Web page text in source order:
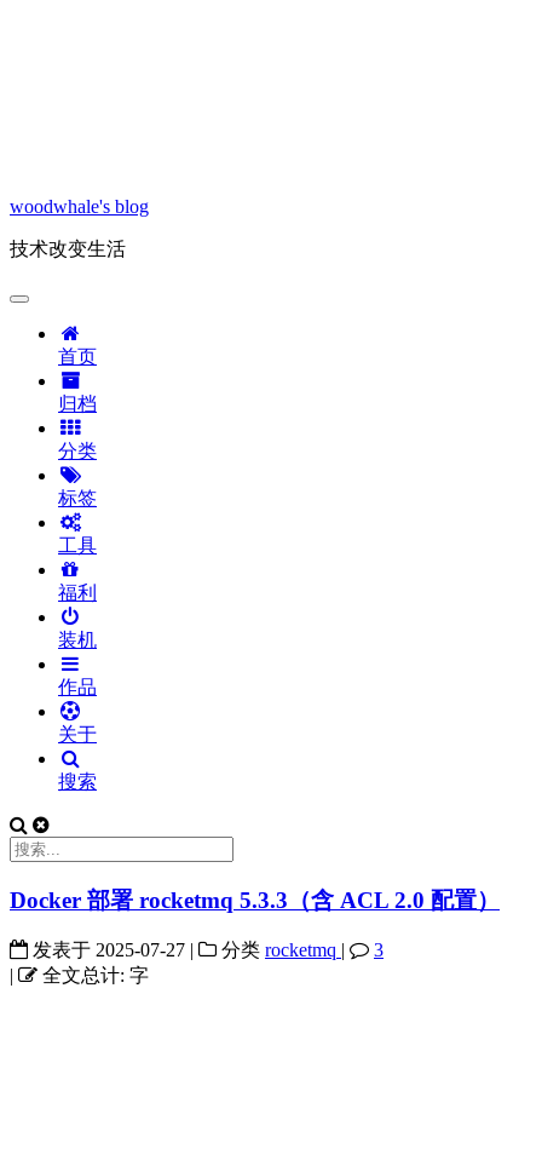
woodwhale's blog
技术改变生活
首页
归档
分类
标签
工具
福利
装机
作品
关于
搜索
Docker 部署 rocketmq 5.3.3（含 ACL 2.0 配置）
发表于 2025-07-27 | 分类 rocketmq |
3
|
全文总计: 字